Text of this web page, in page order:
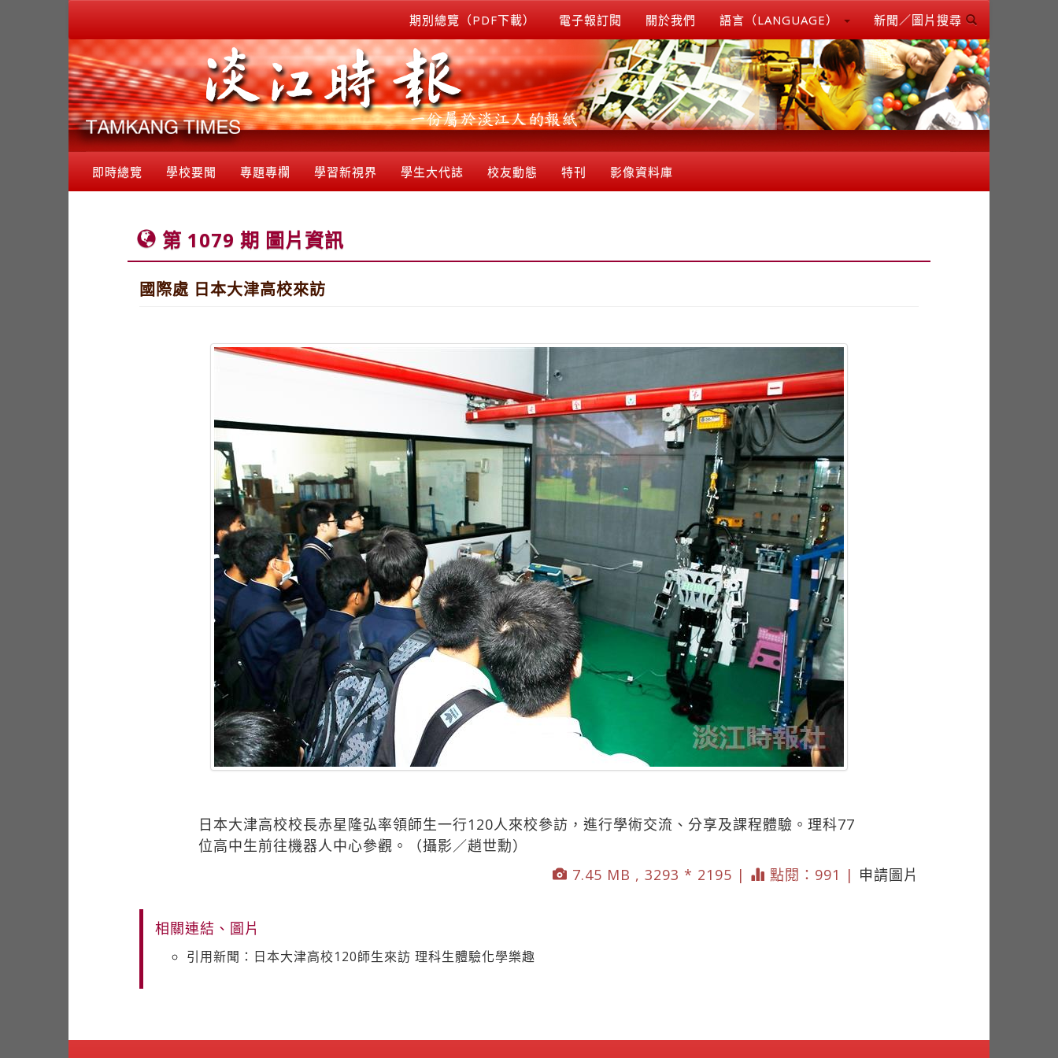
期別總覽（PDF下載） 電子報訂閱 關於我們 語言（LANGUAGE） 新聞／圖片搜尋
即時總覽 學校要聞 專題專欄 學習新視界 學生大代誌 校友動態 特刊 影像資料庫
第 1079 期 圖片資訊
國際處 日本大津高校來訪
日本大津高校校長赤星隆弘率領師生一行120人來校參訪，進行學術交流、分享及課程體驗。理科77
位高中生前往機器人中心參觀。（攝影／趙世勳）
7.45 MB , 3293 * 2195 |
點閱：991 | 申請圖片
相關連結、圖片
引用新聞：日本大津高校120師生來訪 理科生體驗化學樂趣